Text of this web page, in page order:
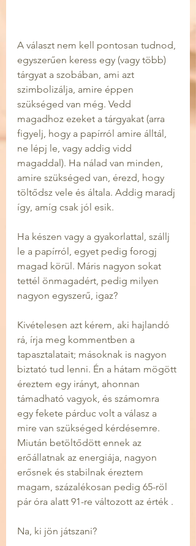
A választ nem kell pontosan tudnod,
egyszerűen keress egy (vagy több)
tárgyat a szobában, ami azt
szimbolizálja, amire éppen
szükséged van még. Vedd
magadhoz ezeket a tárgyakat (arra
figyelj, hogy a papírról amire álltál,
ne lépj le, vagy addig vidd
magaddal). Ha nálad van minden,
amire szükséged van, érezd, hogy
töltődsz vele és általa. Addig maradj
így, amíg csak jól esik.
Ha készen vagy a gyakorlattal, szállj
le a papírról, egyet pedig forogj
magad körül. Máris nagyon sokat
tettél önmagadért, pedig milyen
nagyon egyszerű, igaz?
Kivételesen azt kérem, aki hajlandó
rá, írja meg kommentben a
tapasztalatait; másoknak is nagyon
biztató tud lenni. Én a hátam mögött
éreztem egy irányt, ahonnan
támadható vagyok, és számomra
egy fekete párduc volt a válasz a
mire van szükséged kérdésemre.
Miután betöltődött ennek az
erőállatnak az energiája, nagyon
erősnek és stabilnak éreztem
magam, százalékosan pedig 65-röl
pár óra alatt 91-re változott az érték .
Na, ki jön játszani?